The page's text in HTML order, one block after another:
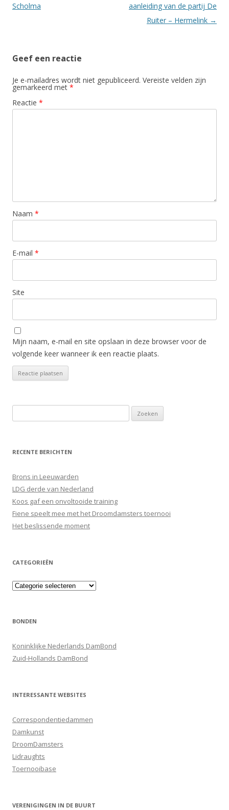
Scholma
aanleiding van de partij De
Ruiter – Hermelink →
Geef een reactie
Je e-mailadres wordt niet gepubliceerd. Vereiste velden zijn
gemarkeerd met *
Reactie *
Naam *
E-mail *
Site
Mijn naam, e-mail en site opslaan in deze browser voor de
volgende keer wanneer ik een reactie plaats.
naar:
RECENTE BERICHTEN
Brons in Leeuwarden
LDG derde van Nederland
Koos gaf een onvoltooide training
Fiene speelt mee met het Droomdamsters toernooi
Het beslissende moment
CATEGORIEËN
Categorieën
BONDEN
Koninklijke Nederlands DamBond
Zuid-Hollands DamBond
INTERESSANTE WEBSITES
Correspondentiedammen
Damkunst
DroomDamsters
Lidraughts
Toernooibase
VERENIGINGEN IN DE BUURT